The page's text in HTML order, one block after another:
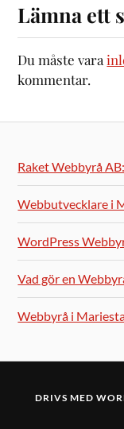
Lämna ett
Du måste vara
kommentar.
Raket Webbyrå
Webbutvecklare i
WordPress
Vad gör en
Webbyrå i
DRIVS MED